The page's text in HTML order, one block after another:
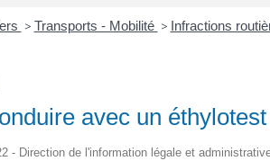
> Transports - Mobilité > Infractions
avec un
- Direction de l'information légale et